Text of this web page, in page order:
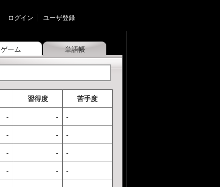
ログイン ユーザ登録
ゲーム 単語帳
習得度 苦手度
- - -
- - -
- - -
- - -